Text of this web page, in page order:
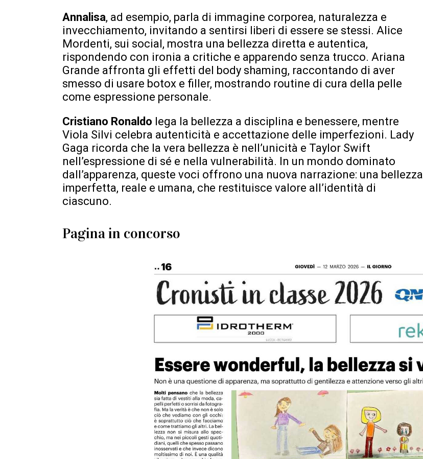
Annalisa, ad esempio, parla di immagine corporea, naturalezza e
invecchiamento, invitando a sentirsi liberi di essere se stessi. Alice
Mordenti, sui social, mostra una bellezza diretta e autentica,
rispondendo con ironia a critiche e apparendo senza trucco. Ariana
Grande affronta gli effetti del body shaming, raccontando di aver
smesso di usare botox e filler, mostrando routine di cura della pelle
come espressione personale.
Cristiano Ronaldo lega la bellezza a disciplina e benessere, mentre
Viola Silvi celebra autenticità e accettazione delle imperfezioni. Lady
Gaga ricorda che la vera bellezza è nell’unicità e Taylor Swift
nell’espressione di sé e nella vulnerabilità. In un mondo dominato
dall’apparenza, queste voci offrono una nuova narrazione: una bellezza
imperfetta, reale e umana, che restituisce valore all’identità di
ciascuno.
Pagina in concorso